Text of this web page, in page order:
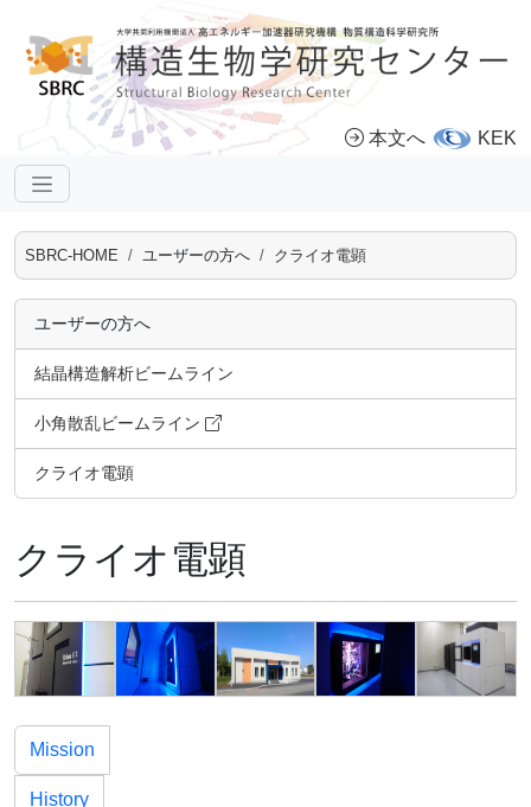
本文へ KEK
SBRC-HOME ユーザーの方へ クライオ電顕
ユーザーの方へ
結晶構造解析ビームライン
小角散乱ビームライン
クライオ電顕
クライオ電顕
Mission
History